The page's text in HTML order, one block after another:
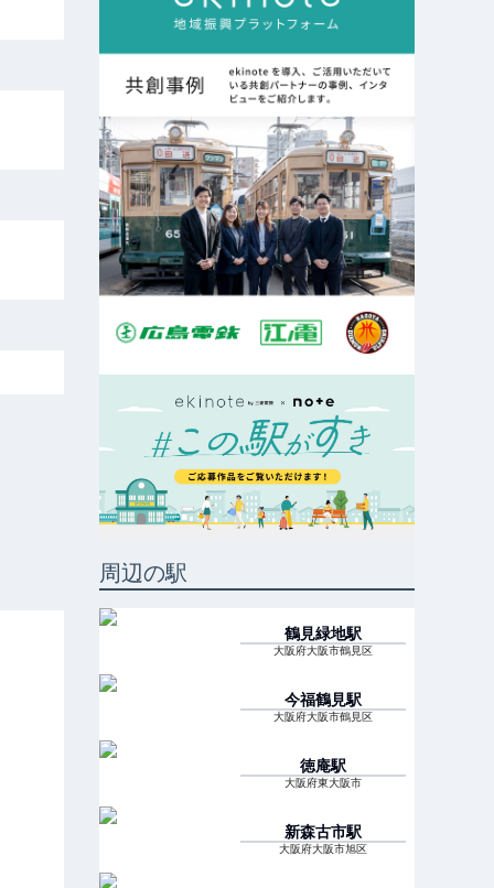
周辺の駅
鶴見緑地駅
大阪府大阪市鶴見区
今福鶴見駅
大阪府大阪市鶴見区
徳庵駅
大阪府東大阪市
新森古市駅
大阪府大阪市旭区